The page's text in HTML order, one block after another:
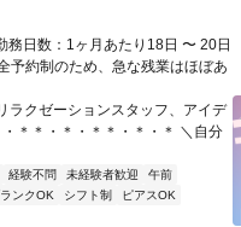
日数：1ヶ月あたり18日 〜 20日
約制のため、急な残業はほぼあ
ラクゼーションスタッフ、アイデ
＊＊・＊・＊＊・＊・＊ ＼自分
経験不問 未経験者歓迎
午前
ンクOK シフト制
ピアスOK